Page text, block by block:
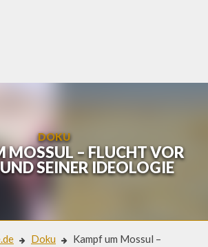
DOKU
MOSSUL – FLUCHT VOR
SEINER IDEOLOGIE
Doku
Kampf um Mossul –